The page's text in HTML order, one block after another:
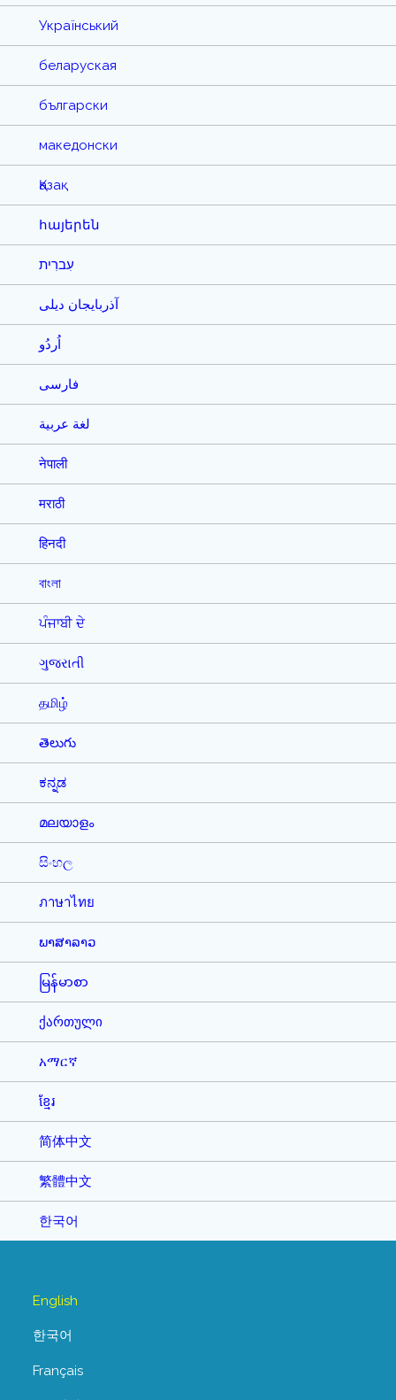
Український
беларуская
български
македонски
Қазақ
հայերեն
עִברִית
آذربایجان دیلی
اُردُو
فارسی
لغة عربية
नेपाली
मराठी
हिनदी
বাংলা
ਪੰਜਾਬੀ ਦੇ
ગુજરાતી
தமிழ்
తెలుగు
ಕನ್ನಡ
മലയാളം
සිංහල
ภาษาไทย
ພາສາລາວ
မြန်မာစာ
ქართული
አማርኛ
ខ្មែរ
简体中文
繁體中文
한국어
English
한국어
Français